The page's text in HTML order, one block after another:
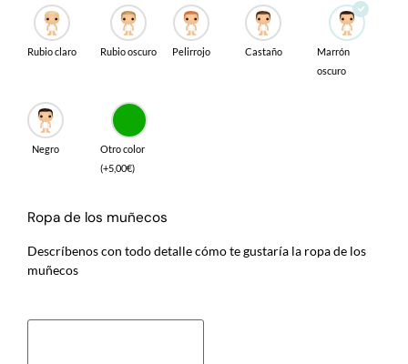
Rubio claro Rubio oscuro Pelirrojo Castaño
Marrón
oscuro
Negro
Otro color
(+5,00€)
Ropa de los muñecos
Descríbenos con todo detalle cómo te gustaría la ropa de los
muñecos